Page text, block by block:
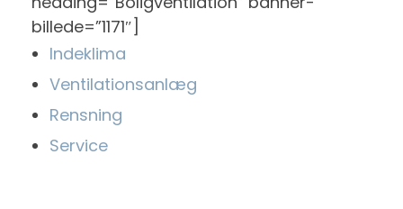
billede=”1171″]
Indeklima
Ventilationsanlæg
Rensning
Service